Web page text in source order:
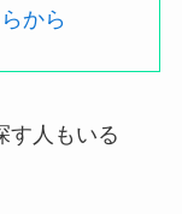
から
す人もいる